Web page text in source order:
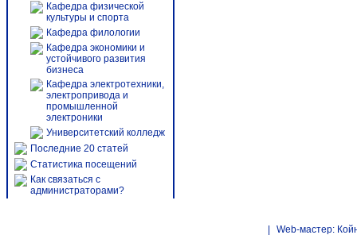
Кафедра физической
культуры и спорта
Кафедра филологии
Кафедра экономики и
устойчивого развития
бизнеса
Кафедра электротехники,
электропривода и
промышленной
электроники
Университетский колледж
Последние 20 статей
Статистика посещений
Как связаться с
администраторами?
Web-мастер: